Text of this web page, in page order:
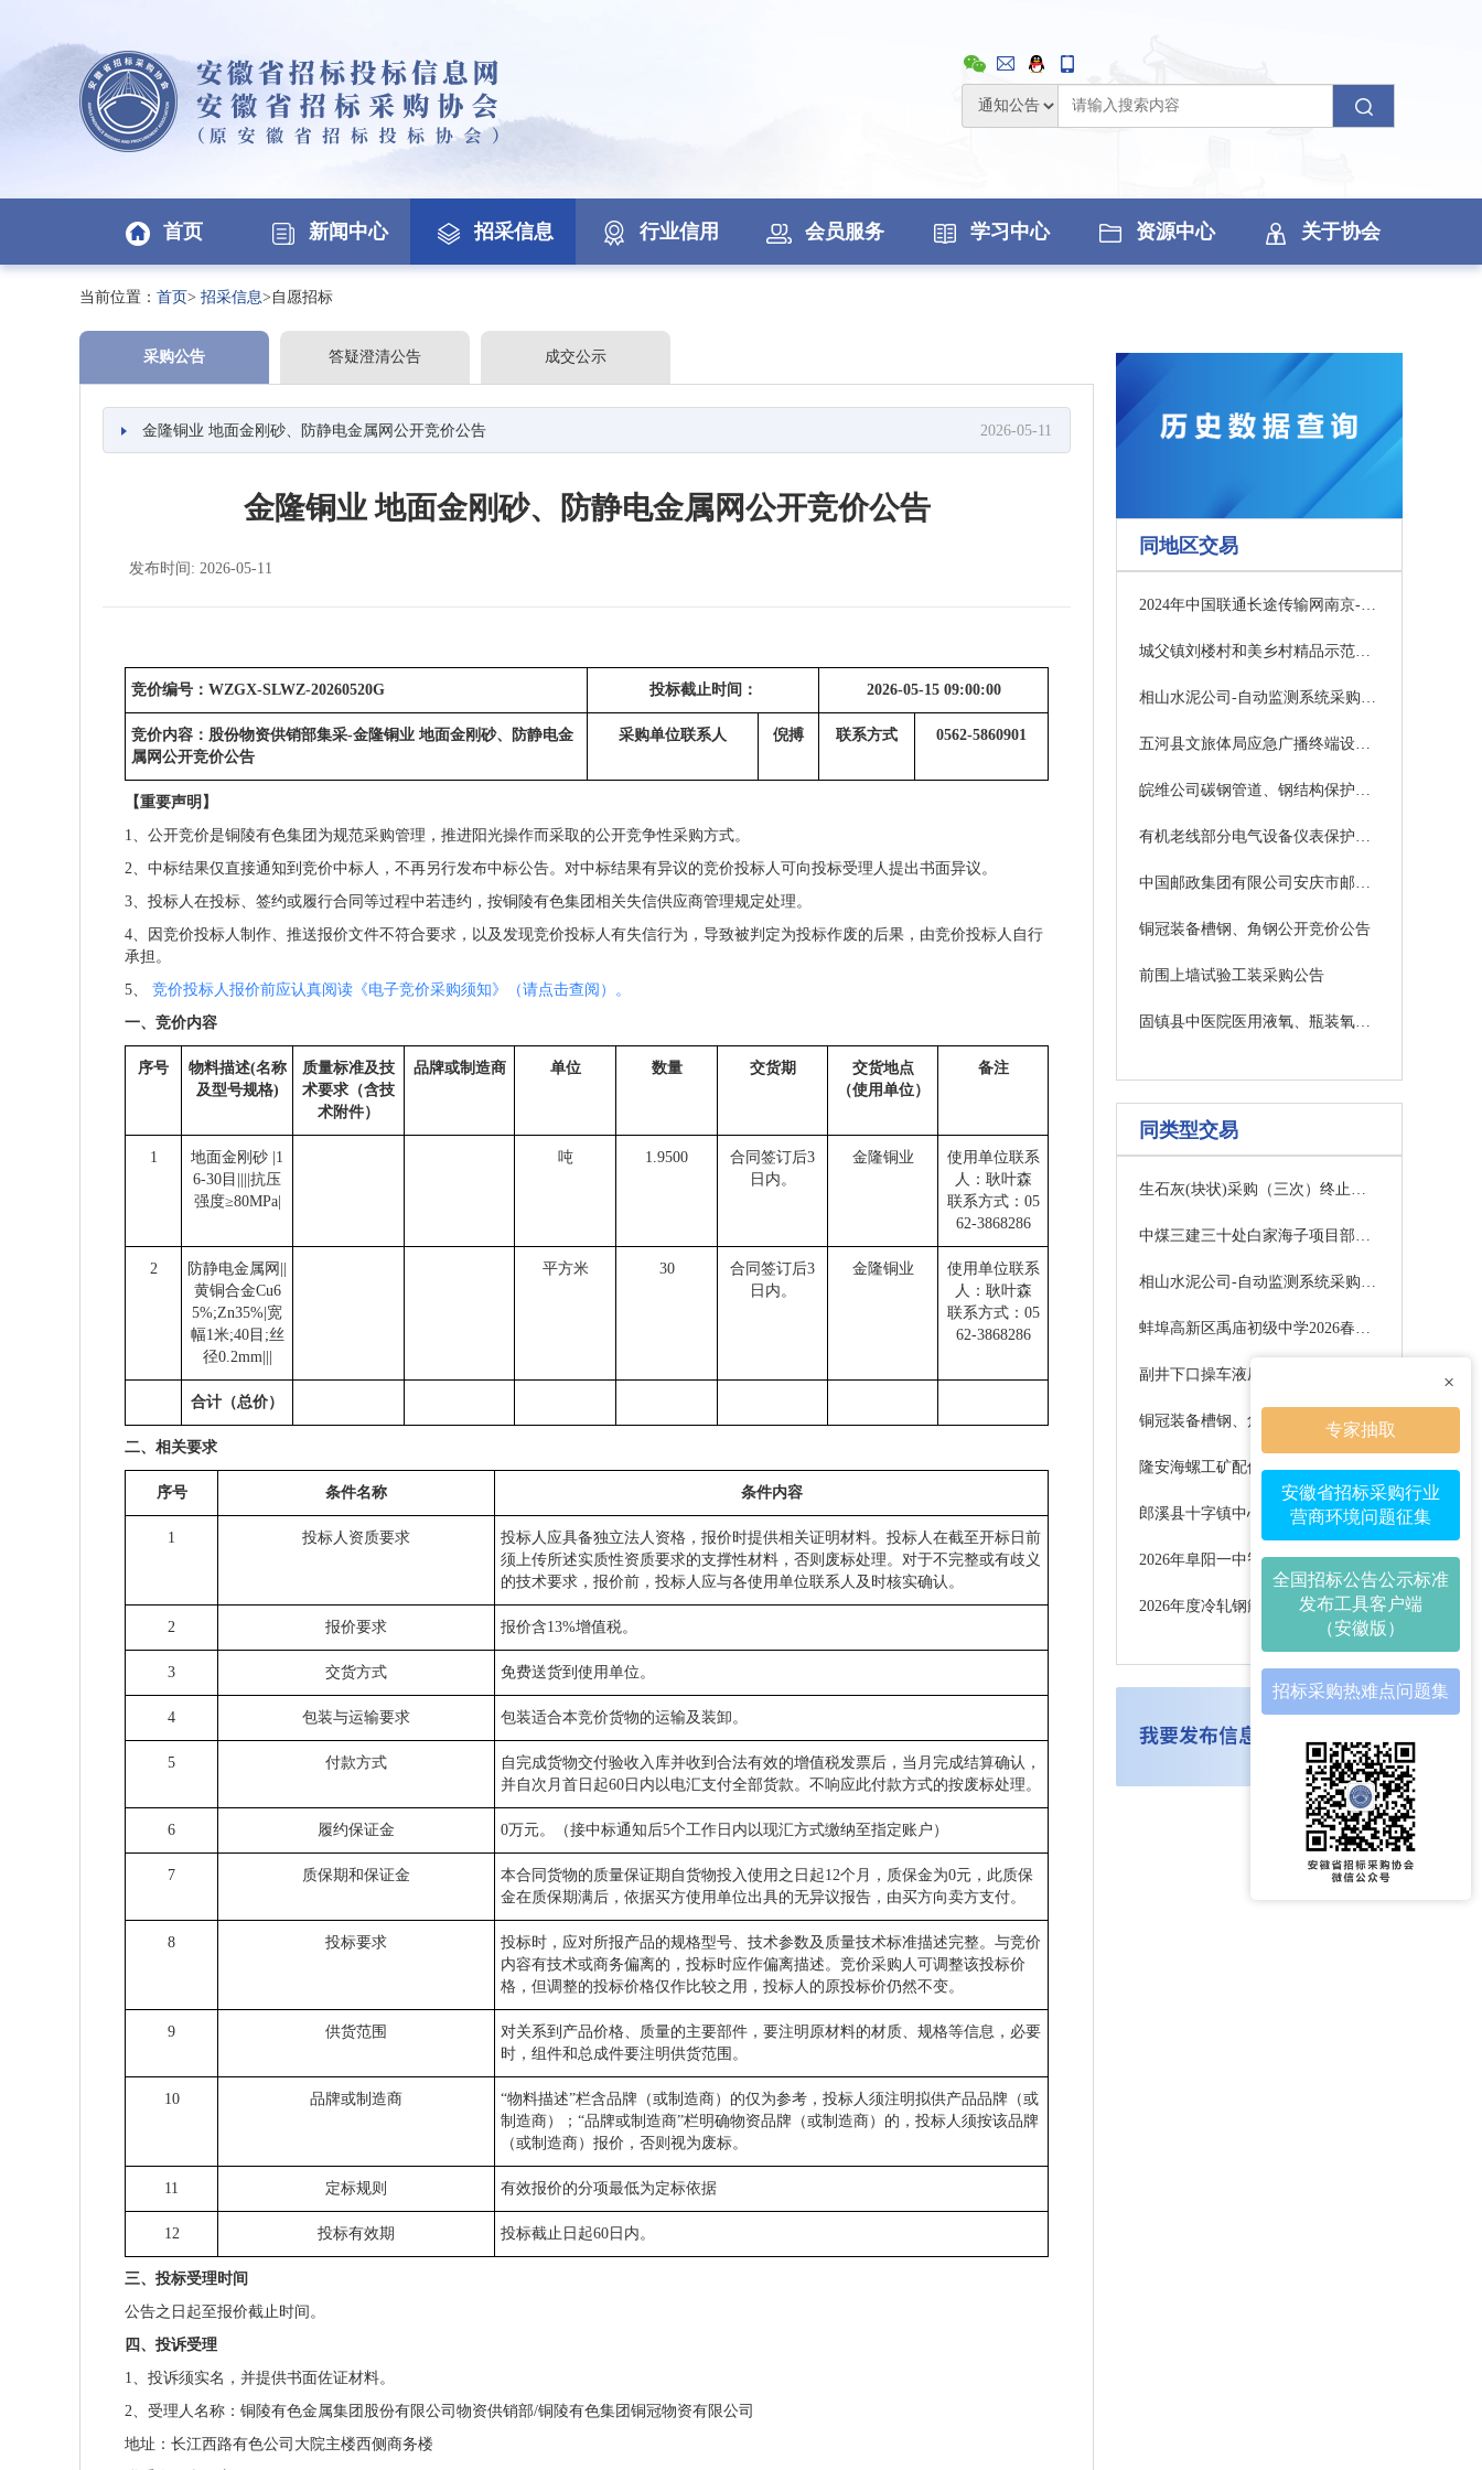
×
专家抽取
安徽省招标采购行业
营商环境问题征集
全国招标公告公示标准
发布工具客户端
（安徽版）
招标采购热难点问题集
首页 新闻中心 招采信息 行业信用 会员服务 学习中心 资源中心 关于协会
当前位置： 首页> 招采信息>自愿招标
采购公告 答疑澄清公告 成交公示
金隆铜业 地面金刚砂、防静电金属网公开竞价公告 2026-05-11
金隆铜业 地面金刚砂、防静电金属网公开竞价公告
发布时间: 2026-05-11
竞价编号：WZGX-SLWZ-20260520G 投标截止时间： 2026-05-15 09:00:00
竞价内容：股份物资供销部集采-金隆铜业 地面金刚砂、防静电金
属网公开竞价公告
采购单位联系人 倪搏 联系方式 0562-5860901
【重要声明】
1、公开竞价是铜陵有色集团为规范采购管理，推进阳光操作而采取的公开竞争性采购方式。
2、中标结果仅直接通知到竞价中标人，不再另行发布中标公告。对中标结果有异议的竞价投标人可向投标受理人提出书面异议。
3、投标人在投标、签约或履行合同等过程中若违约，按铜陵有色集团相关失信供应商管理规定处理。
4、因竞价投标人制作、推送报价文件不符合要求，以及发现竞价投标人有失信行为，导致被判定为投标作废的后果，由竞价投标人自行
承担。
5、 竞价投标人报价前应认真阅读《电子竞价采购须知》（请点击查阅）。
一、竞价内容
序号
物料描述(名称
及型号规格)
质量标准及技
术要求（含技
术附件）
品牌或制造商 单位 数量 交货期
交货地点
（使用单位）
备注
1
地面金刚砂 |1
6-30目||||抗压
强度≥80MPa|
吨 1.9500
合同签订后3
日内。
金隆铜业
使用单位联系
人：耿叶森
联系方式：05
62-3868286
2
防静电金属网||
黄铜合金Cu6
5%;Zn35%|宽
幅1米;40目;丝
径0.2mm|||
平方米 30
合同签订后3
日内。
金隆铜业
使用单位联系
人：耿叶森
联系方式：05
62-3868286
合计（总价）
二、相关要求
序号 条件名称 条件内容
1 投标人资质要求
投标人应具备独立法人资格，报价时提供相关证明材料。投标人在截至开标日前
须上传所述实质性资质要求的支撑性材料，否则废标处理。对于不完整或有歧义
的技术要求，报价前，投标人应与各使用单位联系人及时核实确认。
2 报价要求 报价含13%增值税。
3 交货方式 免费送货到使用单位。
4 包装与运输要求 包装适合本竞价货物的运输及装卸。
5 付款方式
自完成货物交付验收入库并收到合法有效的增值税发票后，当月完成结算确认，
并自次月首日起60日内以电汇支付全部货款。不响应此付款方式的按废标处理。
6 履约保证金 0万元。（接中标通知后5个工作日内以现汇方式缴纳至指定账户）
7 质保期和保证金
本合同货物的质量保证期自货物投入使用之日起12个月，质保金为0元，此质保
金在质保期满后，依据买方使用单位出具的无异议报告，由买方向卖方支付。
8 投标要求
投标时，应对所报产品的规格型号、技术参数及质量技术标准描述完整。与竞价
内容有技术或商务偏离的，投标时应作偏离描述。竞价采购人可调整该投标价
格，但调整的投标价格仅作比较之用，投标人的原投标价仍然不变。
9 供货范围
对关系到产品价格、质量的主要部件，要注明原材料的材质、规格等信息，必要
时，组件和总成件要注明供货范围。
10 品牌或制造商
“物料描述”栏含品牌（或制造商）的仅为参考，投标人须注明拟供产品品牌（或
制造商）；“品牌或制造商”栏明确物资品牌（或制造商）的，投标人须按该品牌
（或制造商）报价，否则视为废标。
11 定标规则 有效报价的分项最低为定标依据
12 投标有效期 投标截止日起60日内。
三、投标受理时间
公告之日起至报价截止时间。
四、投诉受理
1、投诉须实名，并提供书面佐证材料。
2、受理人名称：铜陵有色金属集团股份有限公司物资供销部/铜陵有色集团铜冠物资有限公司
地址：长江西路有色公司大院主楼西侧商务楼
同地区交易
2024年中国联通长途传输网南京-合肥光缆线路新建工程（高铁红线内）监理服务采购项目招标公告
城父镇刘楼村和美乡村精品示范村规划服务方案项目竞争性磋商公告
相山水泥公司-自动监测系统采购（淮北相山水泥有限责任公司）结果公示(水泥公司设备保全部)
五河县文旅体局应急广播终端设备采购项目更正公告
皖维公司碳钢管道、钢结构保护性拆除采购公告(设备计量部)
有机老线部分电气设备仪表保护性拆除采购公告(设备计量部)
中国邮政集团有限公司安庆市邮政分公司二、三类业务库保安值守服务采购项目谈判公告
铜冠装备槽钢、角钢公开竞价公告
前围上墙试验工装采购公告
固镇县中医院医用液氧、瓶装氧气配送及相关附属全保服务采购项目（二次）预成交结果公示
同类型交易
生石灰(块状)采购（三次）终止公告
中煤三建三十处白家海子项目部工矿配件询比采购任务中标公示公告(一次)
相山水泥公司-自动监测系统采购（淮北相山水泥有限责任公司）结果公示(水泥公司设备保全部)
蚌埠高新区禹庙初级中学2026春秋季工会冲锋衣采购项目更正公告
副井下口操车液压站项目公告
铜冠装备槽钢、角钢公开竞价公告
隆安海螺工矿配件询价公示-破碎锤
郎溪县十字镇中心卫生院全自动血细胞分析仪采购项目更正公告
2026年阜阳一中智慧课堂学生平板采购项目 竞争性磋商公告
2026年度冷轧钢筋采购（一次）终止公告